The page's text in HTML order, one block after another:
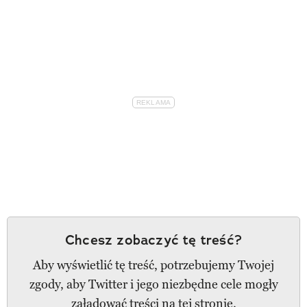
Chcesz zobaczyć tę treść?
Aby wyświetlić tę treść, potrzebujemy Twojej
zgody, aby Twitter i jego niezbędne cele mogły
załadować treści na tej stronie.